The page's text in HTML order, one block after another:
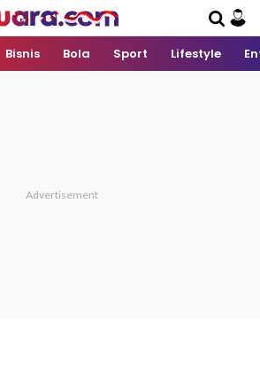
Bisnis Bola Sport Lifestyle